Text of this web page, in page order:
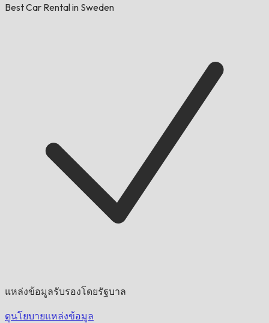
Best Car Rental in Sweden
แหล่งข้อมูลรับรองโดยรัฐบาล
ดูนโยบายแหล่งข้อมูล